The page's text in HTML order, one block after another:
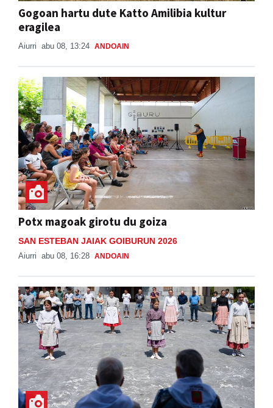
Gogoan hartu dute Katto Amilibia kultur
eragilea
Aiurri abu 08, 13:24 ANDOAIN
Potx magoak girotu du goiza
SAN ESTEBAN JAIAK GOIBURUN 2026
Aiurri abu 08, 16:28 ANDOAIN